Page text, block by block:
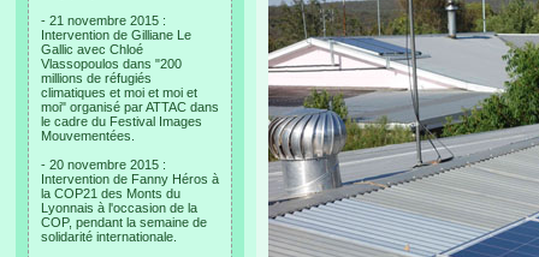
- 21 novembre 2015 :
Intervention de Gilliane Le
Gallic avec Chloé
Vlassopoulos dans "200
millions de réfugiés
climatiques et moi et moi et
moi" organisé par ATTAC dans
le cadre du Festival Images
Mouvementées.
- 20 novembre 2015 :
Intervention de Fanny Héros à
la COP21 des Monts du
Lyonnais à l'occasion de la
COP, pendant la semaine de
solidarité internationale.